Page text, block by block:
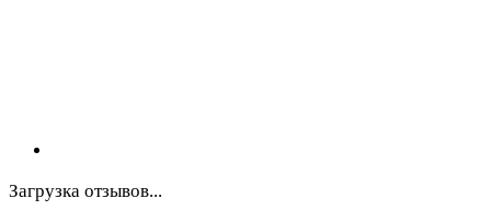
Загрузка отзывов...